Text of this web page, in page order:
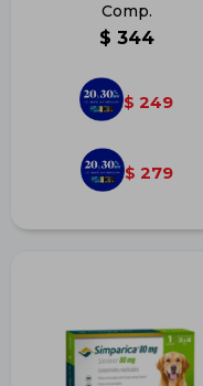
Comp.
$ 344
$ 249
$ 279